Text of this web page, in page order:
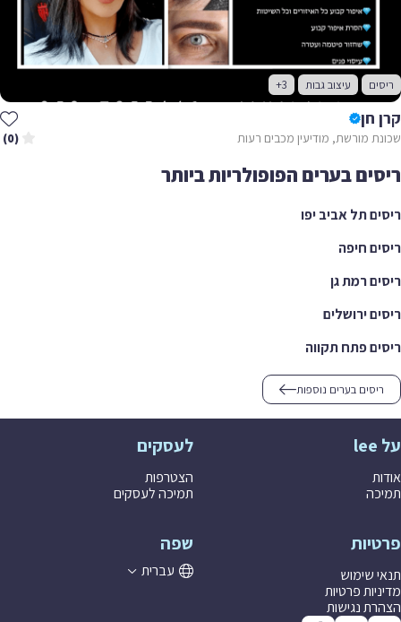
ריסים עיצוב גבות +3
קרן חן
שכונת מורשת, מודיעין מכבים רעות (0)
ריסים בערים הפופולריות ביותר
ריסים תל אביב יפו
ריסים חיפה
ריסים רמת גן
ריסים ירושלים
ריסים פתח תקווה
ריסים בערים נוספות
על lee
אודות
תמיכה
לעסקים
הצטרפות
תמיכה לעסקים
פרטיות
תנאי שימוש
מדיניות פרטיות
הצהרת נגישות
שפה
עברית